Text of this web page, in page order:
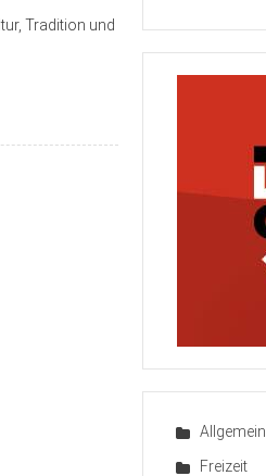
Tradition und
Allgemein
Freizeit